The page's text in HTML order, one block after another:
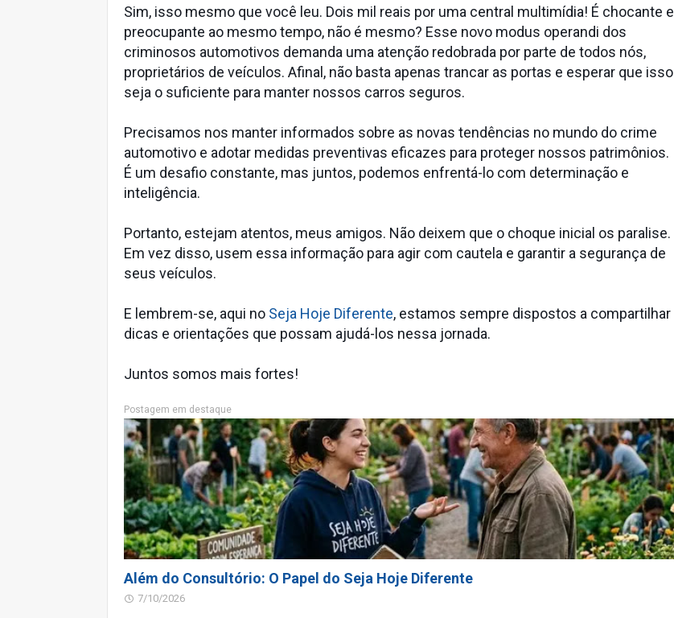
Sim, isso mesmo que você leu. Dois mil reais por uma central multimídia! É chocante e
preocupante ao mesmo tempo, não é mesmo? Esse novo modus operandi dos
criminosos automotivos demanda uma atenção redobrada por parte de todos nós,
proprietários de veículos. Afinal, não basta apenas trancar as portas e esperar que isso
seja o suficiente para manter nossos carros seguros.
Precisamos nos manter informados sobre as novas tendências no mundo do crime
automotivo e adotar medidas preventivas eficazes para proteger nossos patrimônios.
É um desafio constante, mas juntos, podemos enfrentá-lo com determinação e
inteligência.
Portanto, estejam atentos, meus amigos. Não deixem que o choque inicial os paralise.
Em vez disso, usem essa informação para agir com cautela e garantir a segurança de
seus veículos.
E lembrem-se, aqui no Seja Hoje Diferente, estamos sempre dispostos a compartilhar
dicas e orientações que possam ajudá-los nessa jornada.
Juntos somos mais fortes!
Postagem em destaque
Além do Consultório: O Papel do Seja Hoje Diferente
7/10/2026